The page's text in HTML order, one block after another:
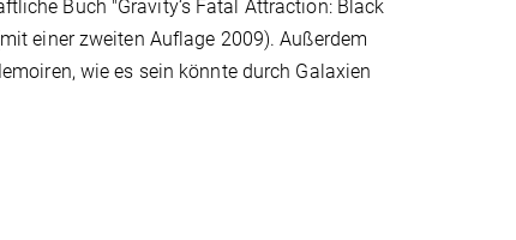
Buch "Gravity‘s Fatal Attraction: Black
einer zweiten Auflage 2009). Außerdem
wie es sein könnte durch Galaxien